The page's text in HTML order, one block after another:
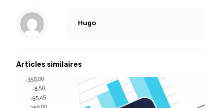
Hugo
Articles similaires